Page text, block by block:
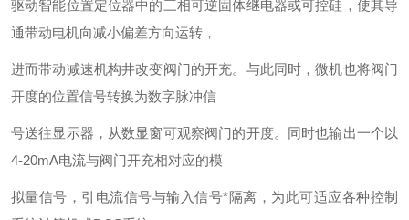
驱动智能位置定位器中的三相可逆固体继电器或可控硅，使其导
通带动电机向减小偏差方向运转，
进而带动减速机构井改变阀门的开充。与此同时，微机也将阀门
开度的位置信号转换为数字脉冲信
号送往显示器，从数显窗可观察阀门的开度。同时也输出一个以
4-20mA电流与阀门开充相对应的模
拟量信号，引电流信号与输入信号*隔离，为此可适应各种控制